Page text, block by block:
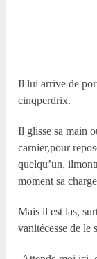
Il lui arrive de
cinqperdrix.
Il glisse sa main
carnier,pour
quelqu’un,
moment sa
Mais il est las,
vanitécesse de le